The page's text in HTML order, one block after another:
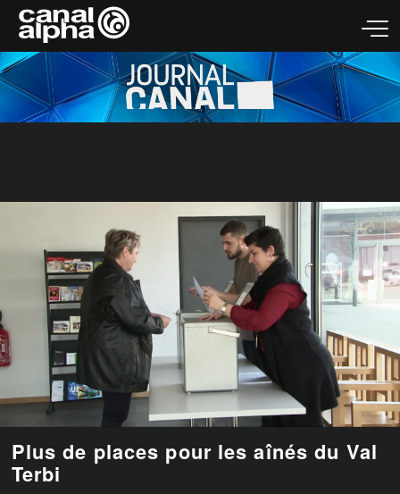
Plus de places pour les aînés du Val
Terbi